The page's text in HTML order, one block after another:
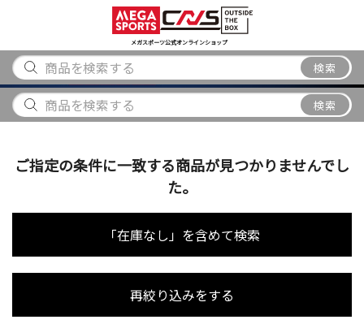
メガスポーツ公式オンラインショップ
検索
アウトドア
から探す
ブランド
から探す
検索
ご指定の条件に一致する商品が見つかりませんでし
た。
「在庫なし」を含めて検索
再絞り込みをする